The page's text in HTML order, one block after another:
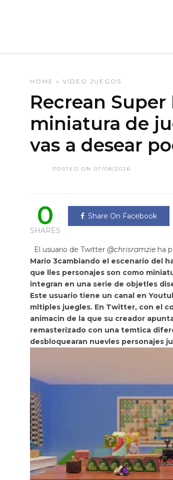
HOME » VIDEO JUEGOS
Recrean
miniatura de
vas a desear
POSTED ON 07/08/2026
0
SHARES
Share On Facebook
El usuario de Twitter @chrisramzie ha
Mario 3cambiando el escenario del
que lles personajes son como
integran en una serie de objetles
Este usuario tiene un canal en
mltiples juegles. En Twitter, con el
animacin de la que su creador
remasterizado con una temtica
desbloquearan nuevles personajes